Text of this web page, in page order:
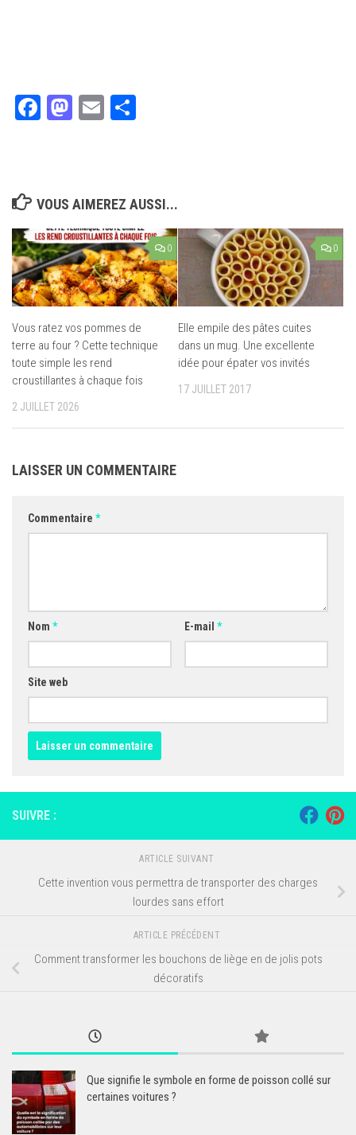
Facebook
Mastodon
Email
VOUS AIMEREZ AUSSI...
0
Vous ratez vos pommes de
terre au four ? Cette technique
toute simple les rend
croustillantes à chaque fois
2 JUILLET 2026
0
Elle empile des pâtes cuites
dans un mug. Une excellente
idée pour épater vos invités
17 JUILLET 2017
LAISSER UN COMMENTAIRE
Commentaire *
Nom * E-mail *
Site web
SUIVRE :
ARTICLE SUIVANT
Cette invention vous permettra de transporter des charges
lourdes sans effort
ARTICLE PRÉCÉDENT
Comment transformer les bouchons de liège en de jolis pots
décoratifs
Que signifie le symbole en forme de poisson collé sur
certaines voitures ?